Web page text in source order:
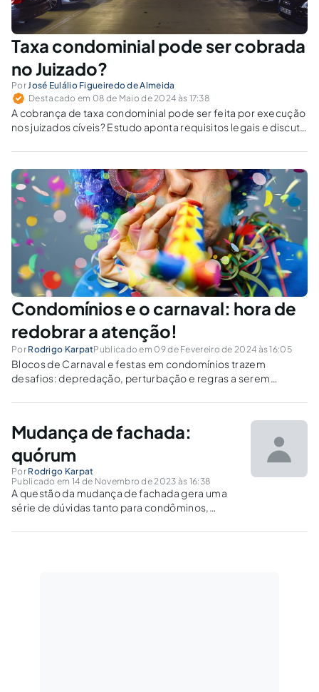
Taxa condominial pode ser cobrada
no Juizado?
PorJosé Eulálio Figueiredo de Almeida
Destacado em 08 de Maio de 2024 às 17:38
A cobrança de taxa condominial pode ser feita por execução
nos juizados cíveis? Estudo aponta requisitos legais e discute
Condomínios e o carnaval: hora de
redobrar a atenção!
Por Rodrigo KarpatPublicado em 09 de Fevereiro de 2024 às 16:05
Blocos de Carnaval e festas em condomínios trazem
desafios: depredação, perturbação e regras a serem
Mudança de fachada:
quórum
Por Rodrigo Karpat
Publicado em 14 de Novembro de 2023 às 16:38
A questão da mudança de fachada gera uma
série de dúvidas tanto para condôminos,
ocorre, principalmente, pelo fato de não haver